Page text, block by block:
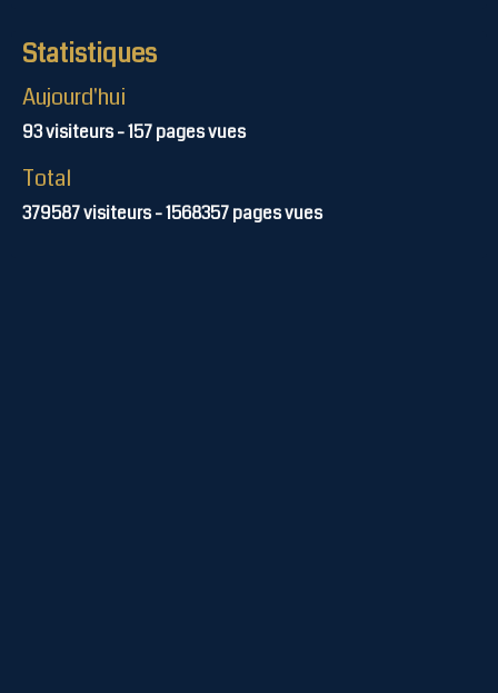
Statistiques
Aujourd'hui
93visiteurs -157pages vues
Total
379587visiteurs -1568357pages vues